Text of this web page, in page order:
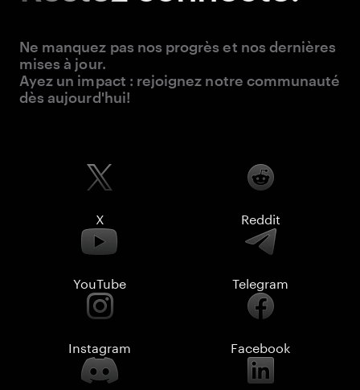
Ne manquez pas nos progrès et nos dernières
mises à jour.
Ayez un impact : rejoignez notre communauté
dès aujourd'hui!
X Reddit
YouTube Telegram
Instagram Facebook